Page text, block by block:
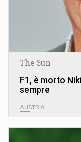
The Sun
F1, è morto
sempre
AUSTRIA